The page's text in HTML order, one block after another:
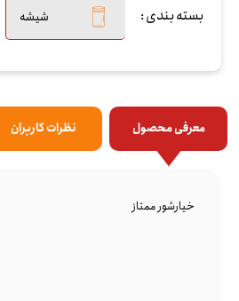
بسته بندی : شیشه
معرفی محصول نظرات کاربران
خیارشور ممتاز